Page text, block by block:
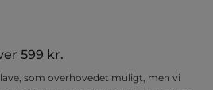
599 kr.
som overhovedet muligt, men vi